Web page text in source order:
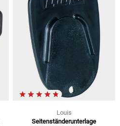
Louis
Seitenständerunterlage